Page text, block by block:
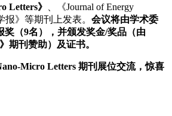
Letters》
、《Journal of Energy
报》等期刊上发表。 会议将由学术委
奖（9名），并颁发奖金/奖品（由
期刊赞助）及证书。
Micro Letters 期刊展位交流，惊喜